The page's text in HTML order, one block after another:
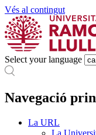
Vés al contingut
Select your language
Navegació
La URL
La